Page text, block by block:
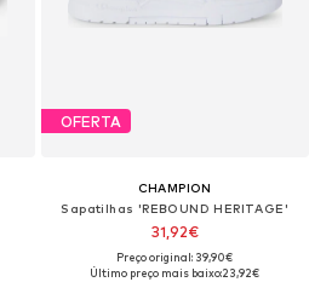
OFERTA
CHAMPION
Sapatilhas 'REBOUND HERITAGE'
31,92€
Preço original: 39,90€
Último preço mais baixo:23,92€